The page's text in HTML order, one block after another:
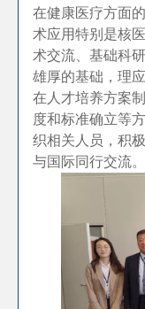
在健康医疗方面
术应用特别是核
术交流、基础科
雄厚的基础，理
在人才培养方案
度和标准确立等
织相关人员，积
与国际同行交流。